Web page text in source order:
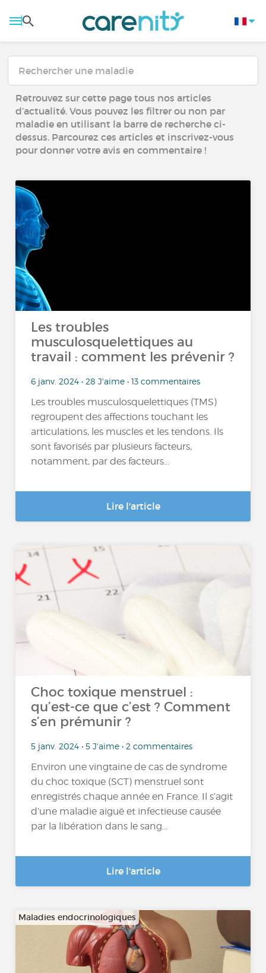
Retrouvez sur cette page tous nos articles
d’actualité. Vous pouvez les filtrer ou non par
maladie en utilisant la barre de recherche ci-
dessus. Parcourez ces articles et inscrivez-vous
pour donner votre avis en commentaire !
Les troubles
musculosquelettiques au
travail : comment les prévenir ?
6 janv. 2024 • 28 J'aime • 13 commentaires
Les troubles musculosquelettiques (TMS)
regroupent des affections touchant les
articulations, les muscles et les tendons. Ils
sont favorisés par plusieurs facteurs,
notamment, par des facteurs...
Lire l'article
Choc toxique menstruel :
qu’est-ce que c’est ? Comment
s’en prémunir ?
5 janv. 2024 • 5 J'aime • 2 commentaires
Environ une vingtaine de cas de syndrome
du choc toxique (SCT) menstruel sont
enregistrés chaque année en France. Il s’agit
d’une maladie aiguë et infectieuse causée
par la libération dans le sang...
Lire l'article
Maladies endocrinologiques